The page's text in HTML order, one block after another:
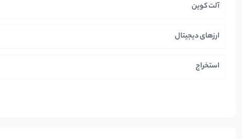
آلت کوین
ارزهای دیجیتال
استخراج